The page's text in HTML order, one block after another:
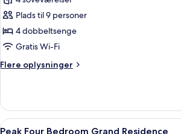
Four
Bedroom
Residence
Plads til 9 personer
4 dobbeltsenge
Gratis Wi-Fi
Flere oplysninger
Flere
Four
Bedroom
Residence
Indlæs
En
8
Peak Four Bedroom Grand Residence